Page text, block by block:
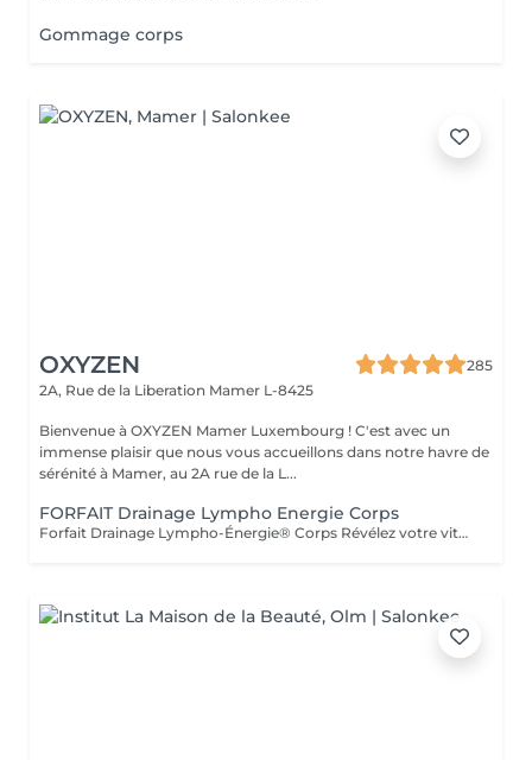
Gommage corps
OXYZEN
285
2A, Rue de la Liberation Mamer L-8425
Bienvenue à OXYZEN Mamer Luxembourg ! C'est avec un
immense plaisir que nous vous accueillons dans notre havre de
sérénité à Mamer, au 2A rue de la L...
FORFAIT Drainage Lympho Energie Corps
Forfait Drainage Lympho-Énergie® Corps Révélez votre vitalité Offrez à votre corps une véritable cure de bien-être grâce au Drainage Lympho-Énergie® Corps. Ce soin exclusif stimule l'énergie, détoxifie l'organisme, allège la silhouette et procure une sensation incomparable de légèreté et de vitalité. Forfait 5 Séances Régénération en douceur -5 séances de Drainage Lympho-Énergie® Corps. -Gestes doux et ciblés pour activer la circulation lymphatique. -Élimination progressive des toxines et réduction de la rétention d'eau. -Une expérience bien-être qui redonne confort et légèreté. Forfait 10 Séances Transformation en profondeur -10 séances de Drainage Lympho-Énergie® Corps. -Une cure complète pour renforcer le système lymphatique. -Affinement de la silhouette et élimination durable des impuretés. -Un voyage intérieur vers une vitalité retrouvée et un équilibre global. Ces forfaits sont adaptables à vos besoins et à votre rythme. Ils constituent également une formidable idée cadeau, idéale pour offrir bien-être, vitalité et légèreté à vos proches. Déconseillé aux femmes enceintes et en cas de contre-indication médicale (demander l'avis de votre médecin). Avertissement : Nos soins sont exclusivement dédiés au bien-être et à la relaxation. Ils ne remplacent pas un suivi médical et ne relèvent pas de la kinésithérapie.